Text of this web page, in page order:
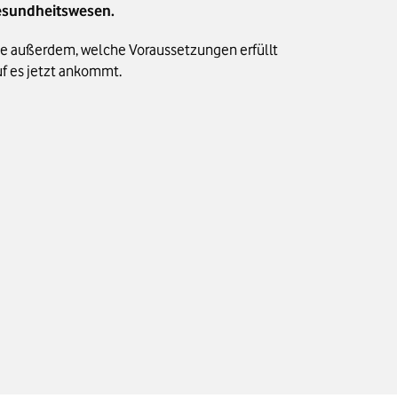
außerdem, welche Voraussetzungen erfüllt
es jetzt ankommt.